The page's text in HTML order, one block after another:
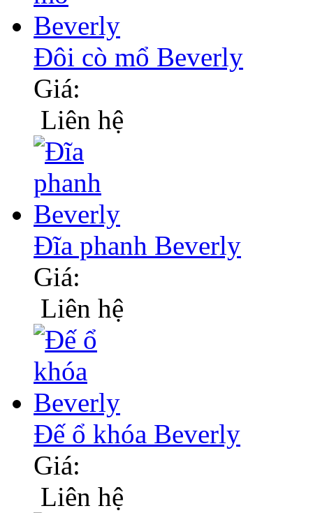
Đôi cò mổ Beverly
Giá:
Liên hệ
Đĩa phanh Beverly
Giá:
Liên hệ
Đế ổ khóa Beverly
Giá:
Liên hệ